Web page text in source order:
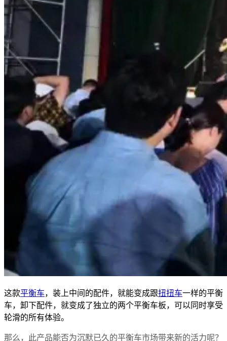
这款平衡车，装上中间的配件，就能变成跟扭扭车一样的平衡
车，卸下配件，就变成了独立的两个平衡车板，可以同时享受
轮滑的所有体验。
那么，此产品能否为沉默已久的平衡车市场带来新的活力呢？